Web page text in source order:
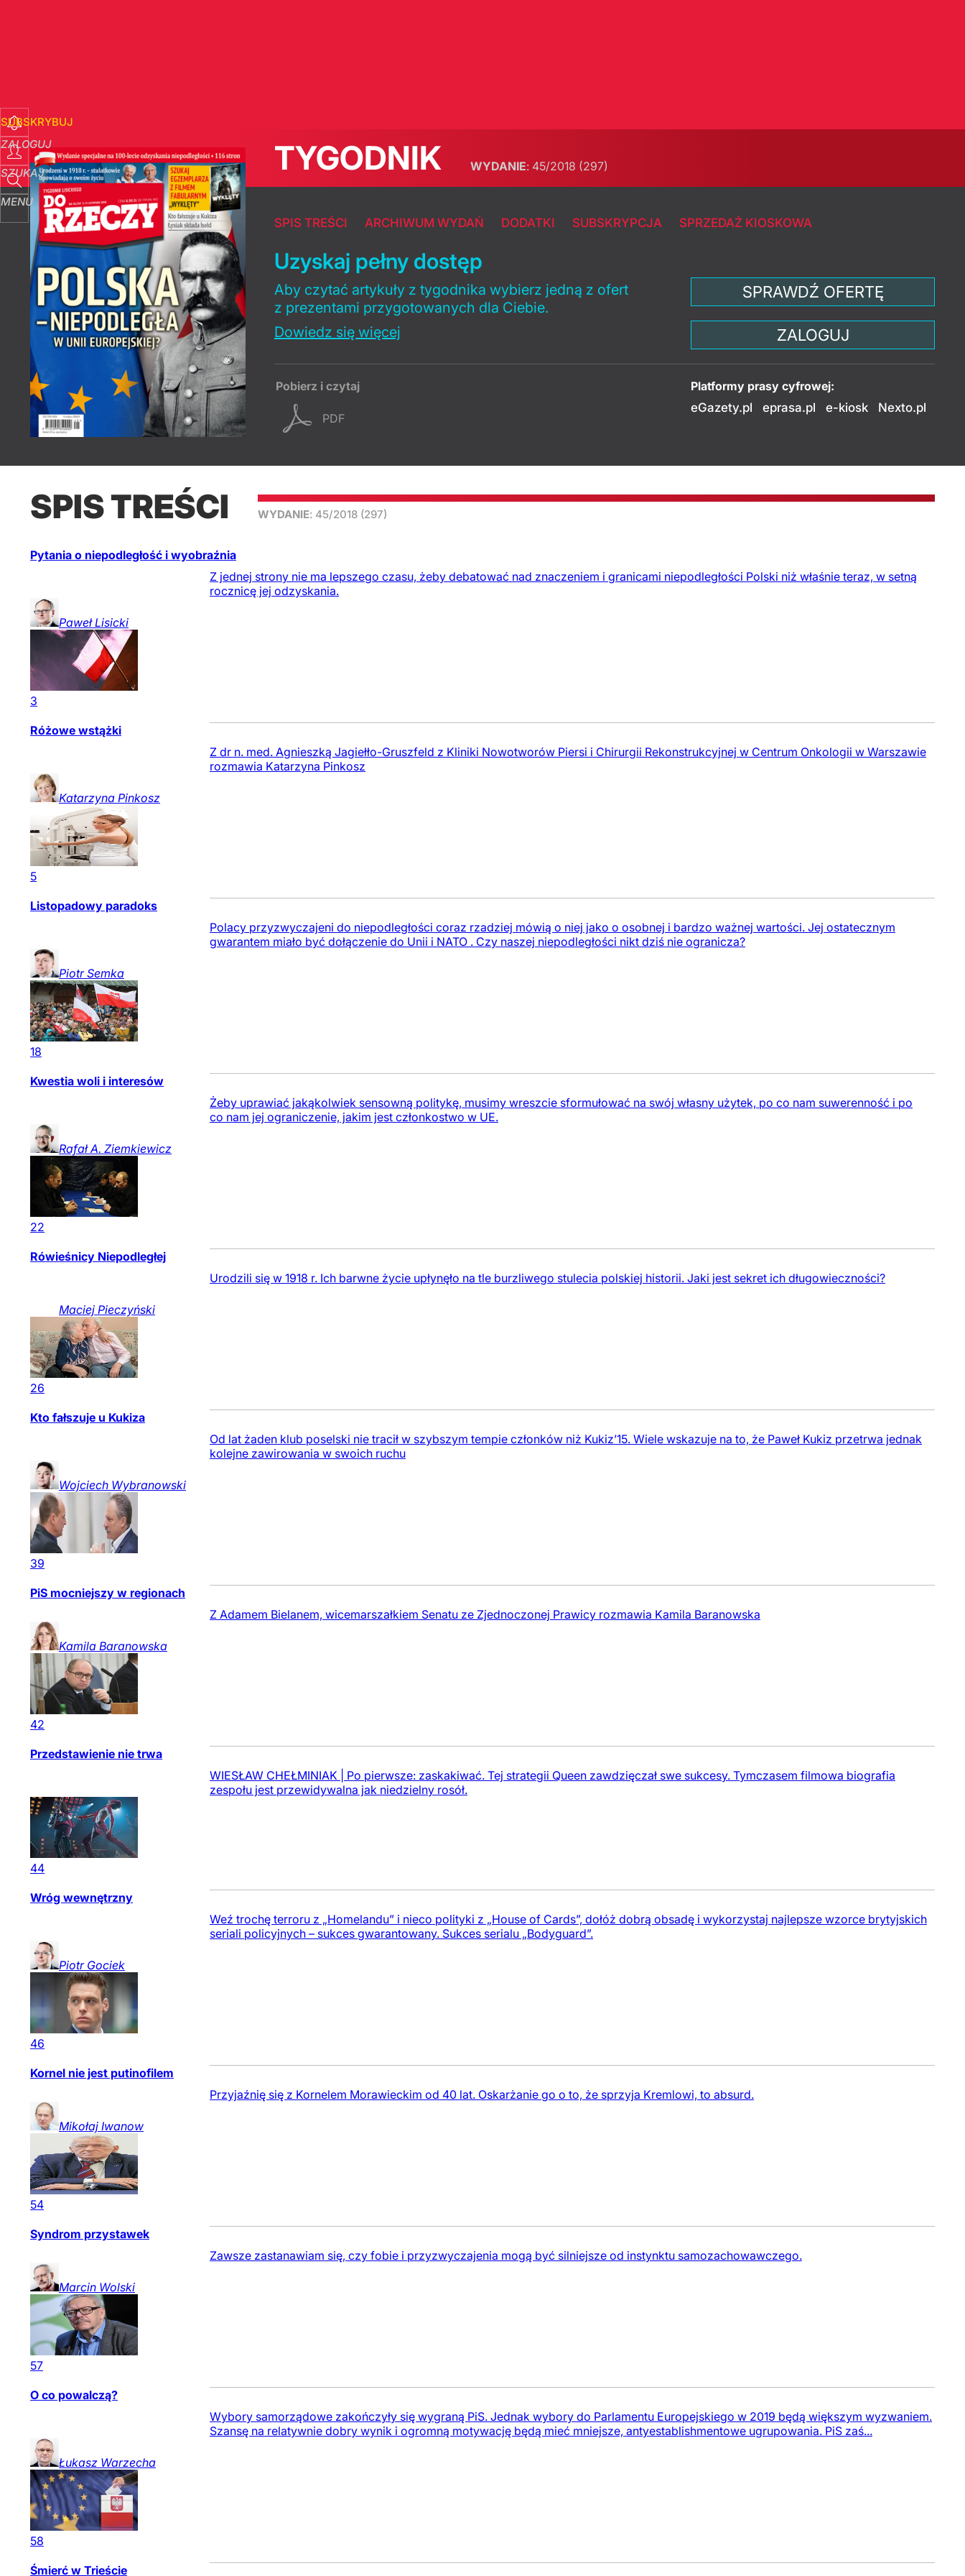
SUBSKRYBUJ
ZALOGUJ
SZUKAJ
MENU
TYGODNIK WYDANIE: 45/2018 (297)
SPIS TREŚCI ARCHIWUM WYDAŃ DODATKI SUBSKRYPCJA SPRZEDAŻ KIOSKOWA
Uzyskaj pełny dostęp
Aby czytać artykuły z tygodnika wybierz jedną z ofert
z prezentami przygotowanych dla Ciebie.
Dowiedz się więcej
SPRAWDŹ OFERTĘ
ZALOGUJ
Pobierz i czytaj
PDF
Platformy prasy cyfrowej:
eGazety.pl
eprasa.pl e-kiosk Nexto.pl
SPIS TREŚCI WYDANIE: 45/2018 (297)
Pytania o niepodległość i wyobraźnia
Z jednej strony nie ma lepszego czasu, żeby debatować nad znaczeniem i granicami niepodległości Polski niż właśnie teraz, w setną
rocznicę jej odzyskania.
Paweł Lisicki
3
Różowe wstążki
Z dr n. med. Agnieszką Jagiełło-Gruszfeld z Kliniki Nowotworów Piersi i Chirurgii Rekonstrukcyjnej w Centrum Onkologii w Warszawie
rozmawia Katarzyna Pinkosz
Katarzyna Pinkosz
5
Listopadowy paradoks
Polacy przyzwyczajeni do niepodległości coraz rzadziej mówią o niej jako o osobnej i bardzo ważnej wartości. Jej ostatecznym
gwarantem miało być dołączenie do Unii i NATO . Czy naszej niepodległości nikt dziś nie ogranicza?
Piotr Semka
18
Kwestia woli i interesów
Żeby uprawiać jakąkolwiek sensowną politykę, musimy wreszcie sformułować na swój własny użytek, po co nam suwerenność i po
co nam jej ograniczenie, jakim jest członkostwo w UE.
Rafał A. Ziemkiewicz
22
Rówieśnicy Niepodległej
Urodzili się w 1918 r. Ich barwne życie upłynęło na tle burzliwego stulecia polskiej historii. Jaki jest sekret ich długowieczności?
Maciej Pieczyński
26
Kto fałszuje u Kukiza
Od lat żaden klub poselski nie tracił w szybszym tempie członków niż Kukiz’15. Wiele wskazuje na to, że Paweł Kukiz przetrwa jednak
kolejne zawirowania w swoich ruchu
Wojciech Wybranowski
39
PiS mocniejszy w regionach
Z Adamem Bielanem, wicemarszałkiem Senatu ze Zjednoczonej Prawicy rozmawia Kamila Baranowska
Kamila Baranowska
42
Przedstawienie nie trwa
WIESŁAW CHEŁMINIAK | Po pierwsze: zaskakiwać. Tej strategii Queen zawdzięczał swe sukcesy. Tymczasem filmowa biografia
zespołu jest przewidywalna jak niedzielny rosół.
44
Wróg wewnętrzny
Weź trochę terroru z „Homelandu” i nieco polityki z „House of Cards”, dołóż dobrą obsadę i wykorzystaj najlepsze wzorce brytyjskich
seriali policyjnych – sukces gwarantowany. Sukces serialu „Bodyguard”.
Piotr Gociek
46
Kornel nie jest putinofilem
Przyjaźnię się z Kornelem Morawieckim od 40 lat. Oskarżanie go o to, że sprzyja Kremlowi, to absurd.
Mikołaj Iwanow
54
Syndrom przystawek
Zawsze zastanawiam się, czy fobie i przyzwyczajenia mogą być silniejsze od instynktu samozachowawczego.
Marcin Wolski
57
O co powalczą?
Wybory samorządowe zakończyły się wygraną PiS. Jednak wybory do Parlamentu Europejskiego w 2019 będą większym wyzwaniem.
Szansę na relatywnie dobry wynik i ogromną motywację będą mieć mniejsze, antyestablishmentowe ugrupowania. PiS zaś...
Łukasz Warzecha
58
Śmierć w Trieście